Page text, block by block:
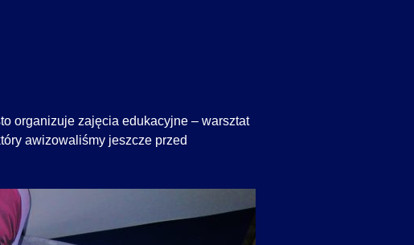
organizuje zajęcia edukacyjne – warsztat
awizowaliśmy jeszcze przed